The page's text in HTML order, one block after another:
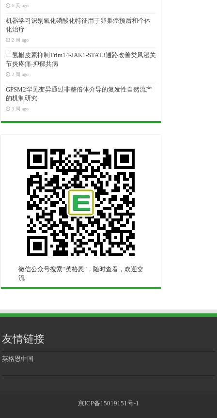
6 天 ago
机器学习识别氧化磷酸化特征用于卵巢癌预后和个体
化治疗
2 周 ago
二氢槲皮素抑制Trim14-JAK1-STAT3通路改善类风湿关
节炎疼痛-抑郁共病
2 周 ago
GPSM2罕见变异通过非整倍体介导的复发性自然流产
的机制研究
3 周 ago
微信公众号搜索“英格恩"，随时查看，欢迎交
流
友情链接
英格恩中国
京ICP备15019151号-1